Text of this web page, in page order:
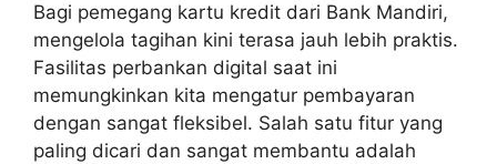
Bagi pemegang kartu kredit dari Bank Mandiri,
mengelola tagihan kini terasa jauh lebih praktis.
Fasilitas perbankan digital saat ini
memungkinkan kita mengatur pembayaran
dengan sangat fleksibel. Salah satu fitur yang
paling dicari dan sangat membantu adalah